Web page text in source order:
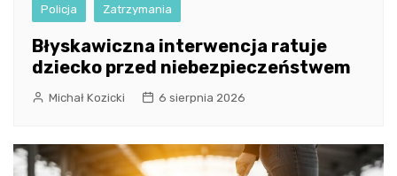
Policja Zatrzymania
Błyskawiczna interwencja ratuje
dziecko przed niebezpieczeństwem
Michał Kozicki 6 sierpnia 2026